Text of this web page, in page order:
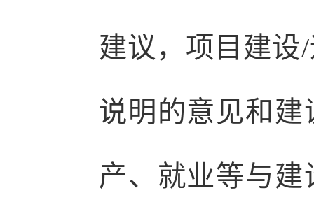
建议，项目建设
说明的意见和
产、就业等与